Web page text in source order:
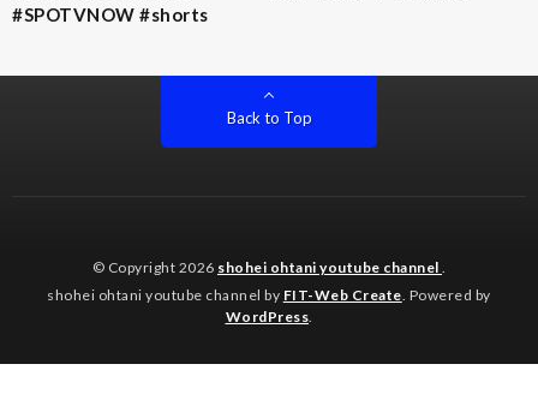
#SPOTVNOW #shorts
Back to Top
© Copyright 2026 shohei ohtani youtube channel
shohei ohtani youtube channel by FIT-Web Create . Powered by
WordPress